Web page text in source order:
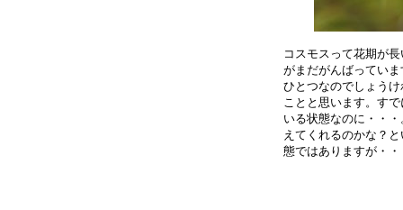
コスモスって花期が
がまだがんばってい
ひとつなのでしょう
ことと思います。す
いる状態なのに・・
えてくれるのかな？